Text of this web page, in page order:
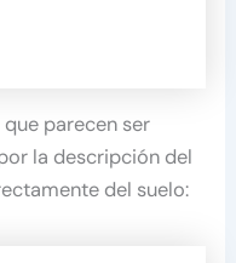
parecen ser
la descripción del
del suelo: